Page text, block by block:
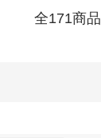
全171商品